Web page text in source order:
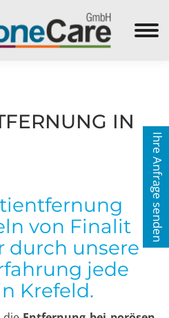
Search:
IN
von Finalit
durch unsere
jede
Krefeld.
Ihre Anfrage senden